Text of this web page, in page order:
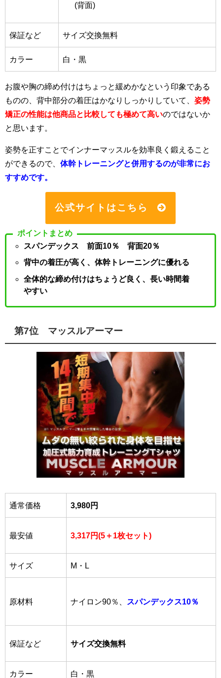
(背面)
保証など サイズ交換無料
カラー 白・黒
お腹や胸の締め付けはちょっと緩めかなという印象である
ものの、背中部分の着圧はかなりしっかりしていて、 姿勢
矯正の性能は他商品と比較しても極めて高いのではないか
と思います。
姿勢を正すことでインナーマッスルを効率良く鍛えること
ができるので、 体幹トレーニングと併用するのが非常にお
すすめです。
公式サイトはこちら
ポイントまとめ
スパンデックス 前面10％ 背面20％
背中の着圧が高く、体幹トレーニングに優れる
全体的な締め付けはちょうど良く、長い時間着
やすい
第7位 マッスルアーマー
通常価格 3,980円
最安値 3,317円(5＋1枚セット)
サイズ M・L
原材料 ナイロン90％、 スパンデックス10％
保証など サイズ交換無料
カラー 白・黒